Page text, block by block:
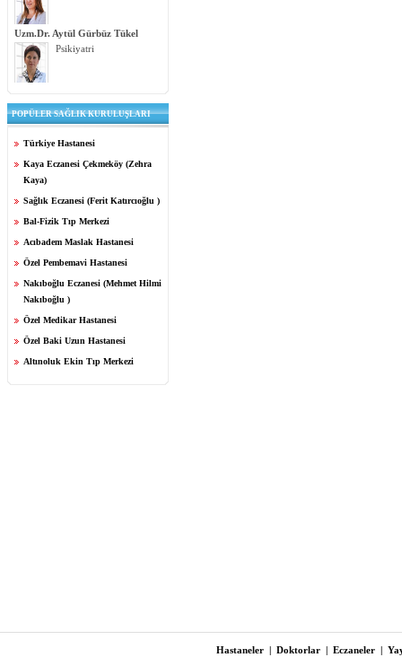
Uzm.Dr. Aytül Gürbüz Tükel
Psikiyatri
POPÜLER SAĞLIK KURULUŞLARI
Türkiye Hastanesi
Kaya Eczanesi Çekmeköy (Zehra
Kaya)
Sağlık Eczanesi (Ferit Katırcıoğlu )
Bal-Fizik Tıp Merkezi
Acıbadem Maslak Hastanesi
Özel Pembemavi Hastanesi
Nakıboğlu Eczanesi (Mehmet Hilmi
Nakıboğlu )
Özel Medikar Hastanesi
Özel Baki Uzun Hastanesi
Altınoluk Ekin Tıp Merkezi
Hastaneler | Doktorlar | Eczaneler |